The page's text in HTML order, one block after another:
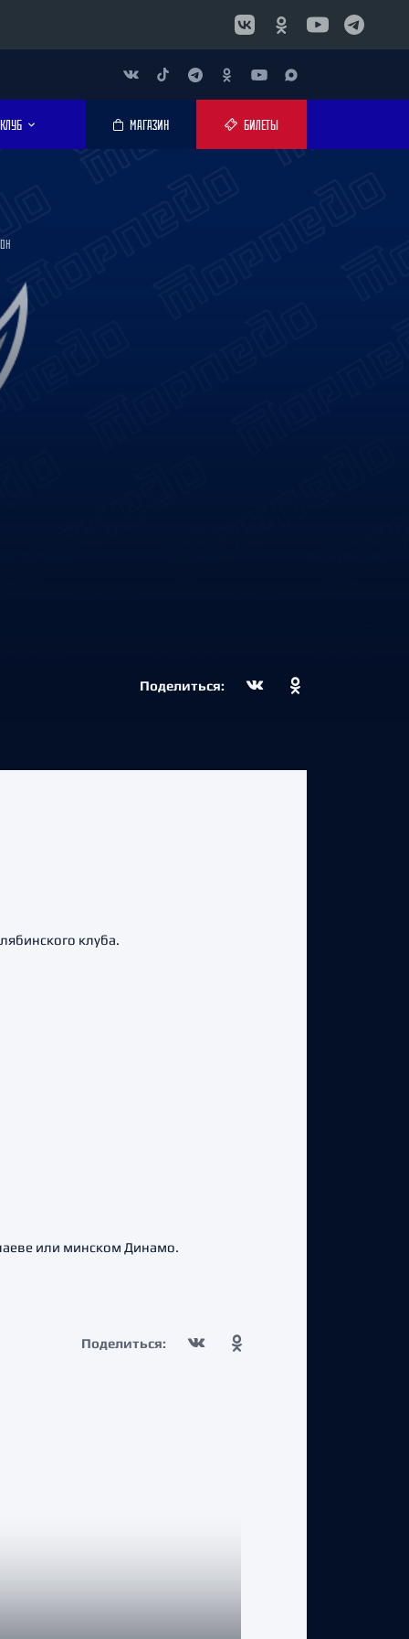
КЛУБ МАГАЗИН БИЛЕТЫ
Поделиться:
клуба.
или минском Динамо.
Поделиться: